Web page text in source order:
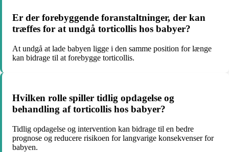
Er der forebyggende foranstaltninger, der kan
træffes for at undgå torticollis hos babyer?
At undgå at lade babyen ligge i den samme position for længe
kan bidrage til at forebygge torticollis.
Hvilken rolle spiller tidlig opdagelse og
behandling af torticollis hos babyer?
Tidlig opdagelse og intervention kan bidrage til en bedre
prognose og reducere risikoen for langvarige konsekvenser for
babyen.